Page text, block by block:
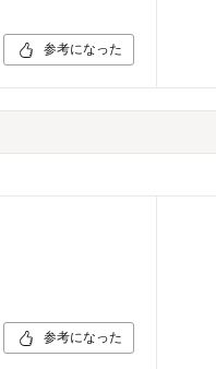
参考になった
参考になった